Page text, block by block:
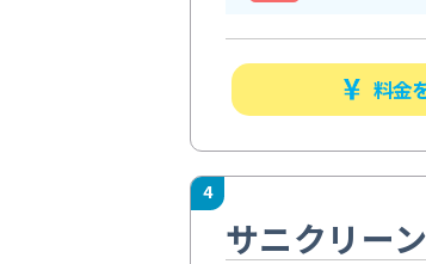
料金
4
サニクリーン